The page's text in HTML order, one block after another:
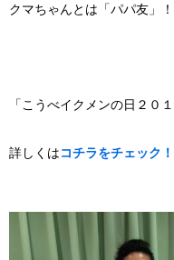
クマちゃんとは「パパ友」！
「こうべイクメンの日２０
詳しくはコチラをチェック！